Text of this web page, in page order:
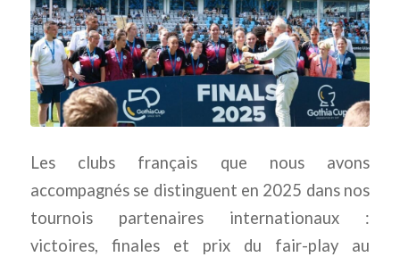
Les clubs français que nous avons
accompagnés se distinguent en 2025 dans nos
tournois partenaires internationaux :
victoires, finales et prix du fair-play au